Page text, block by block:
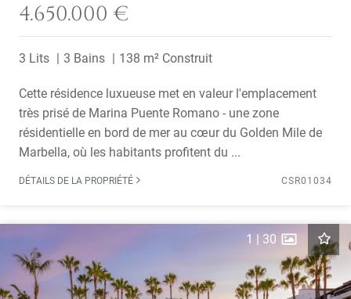
4.650.000 €
3 Lits 3 Bains 138 m² Construit
Cette résidence luxueuse met en valeur l'emplacement
très prisé de Marina Puente Romano - une zone
résidentielle en bord de mer au cœur du Golden Mile de
Marbella, où les habitants profitent du ...
DÉTAILS DE LA PROPRIÉTÉ CSR01034
1 | 30